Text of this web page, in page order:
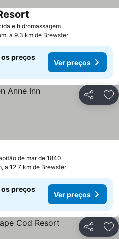
e hidromassagemVer preços
a 9.3 km de Brewster
os preços
Ver preços
Partilhar
de mar de 1840
a 12.7 km de Brewster
os preços
Ver preços
Partilhar